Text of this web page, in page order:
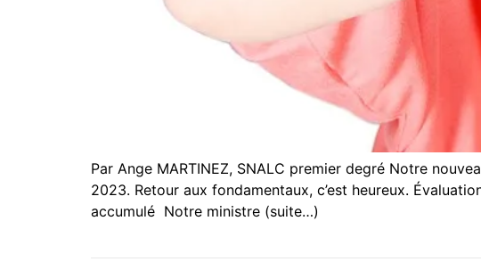
Par Ange MARTINEZ, SNALC premier degré Notre
2023. Retour aux fondamentaux, c’est heureux.
accumulé Notre ministre (suite…)